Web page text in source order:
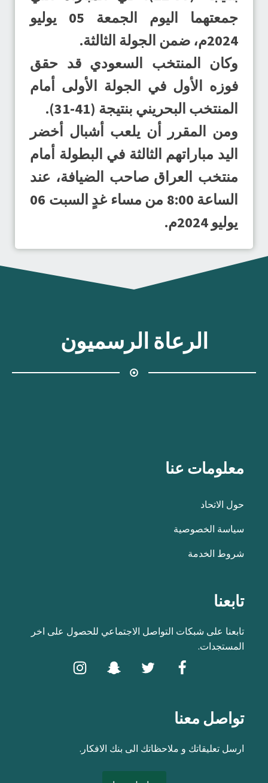
جمعتهما اليوم الجمعة 05 يوليو
2024م، ضمن الجولة الثالثة.
وكان المنتخب السعودي قد حقق
فوزه الأول في الجولة الأولى أمام
المنتخب البحريني بنتيجة (41-31).
ومن المقرر أن يلعب أشبال أخضر
اليد مباراتهم الثالثة في البطولة أمام
منتخب العراق صاحب الضيافة، عند
الساعة 8:00 من مساء غدٍ السبت 06
يوليو 2024م.
الرعاة الرسميون
معلومات عنا
حول الاتحاد
سياسة الخصوصية
شروط الخدمة
تابعنا
تابعنا على شبكات التواصل الاجتماعي للحصول على اخر
المستجدات.
تواصل معنا
ارسل تعليقاتك و ملاحظاتك الى بنك الافكار.